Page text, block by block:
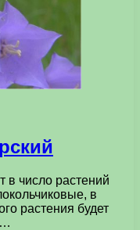
в число растений
в
растения будет